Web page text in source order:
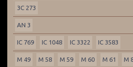
3C 273
AN 3
IC 769 IC 1048 IC 3322 IC 3583
M 49 M 58 M 59 M 60 M 61 M